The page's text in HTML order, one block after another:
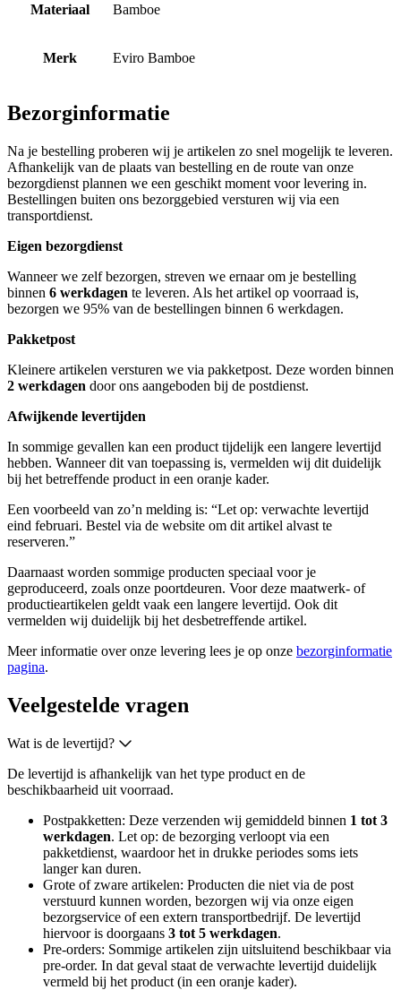
Materiaal Bamboe
Merk Eviro Bamboe
Bezorginformatie
Na je bestelling proberen wij je artikelen zo snel mogelijk te leveren.
Afhankelijk van de plaats van bestelling en de route van onze
bezorgdienst plannen we een geschikt moment voor levering in.
Bestellingen buiten ons bezorggebied versturen wij via een
transportdienst.
Eigen bezorgdienst
Wanneer we zelf bezorgen, streven we ernaar om je bestelling
binnen 6 werkdagen te leveren. Als het artikel op voorraad is,
bezorgen we 95% van de bestellingen binnen 6 werkdagen.
Pakketpost
Kleinere artikelen versturen we via pakketpost. Deze worden binnen
2 werkdagen door ons aangeboden bij de postdienst.
Afwijkende levertijden
In sommige gevallen kan een product tijdelijk een langere levertijd
hebben. Wanneer dit van toepassing is, vermelden wij dit duidelijk
bij het betreffende product in een oranje kader.
Een voorbeeld van zo’n melding is: “Let op: verwachte levertijd
eind februari. Bestel via de website om dit artikel alvast te
reserveren.”
Daarnaast worden sommige producten speciaal voor je
geproduceerd, zoals onze poortdeuren. Voor deze maatwerk- of
productieartikelen geldt vaak een langere levertijd. Ook dit
vermelden wij duidelijk bij het desbetreffende artikel.
Meer informatie over onze levering lees je op onze bezorginformatie
pagina.
Veelgestelde vragen
Wat is de levertijd?
De levertijd is afhankelijk van het type product en de
beschikbaarheid uit voorraad.
Postpakketten: Deze verzenden wij gemiddeld binnen 1 tot 3
werkdagen. Let op: de bezorging verloopt via een
pakketdienst, waardoor het in drukke periodes soms iets
langer kan duren.
Grote of zware artikelen: Producten die niet via de post
verstuurd kunnen worden, bezorgen wij via onze eigen
bezorgservice of een extern transportbedrijf. De levertijd
hiervoor is doorgaans 3 tot 5 werkdagen.
Pre-orders: Sommige artikelen zijn uitsluitend beschikbaar via
pre-order. In dat geval staat de verwachte levertijd duidelijk
vermeld bij het product (in een oranje kader).